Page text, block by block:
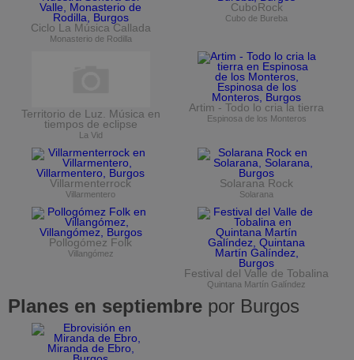
Ciclo La Música Callada
Monasterio de Rodilla
CuboRock
Cubo de Bureba
Territorio de Luz. Música en
tiempos de eclipse
La Vid
Artim - Todo lo cria la tierra
Espinosa de los Monteros
Villarmenterrock
Villarmentero
Solarana Rock
Solarana
Pollogómez Folk
Villangómez
Festival del Valle de Tobalina
Quintana Martín Galíndez
Planes en septiembre por Burgos